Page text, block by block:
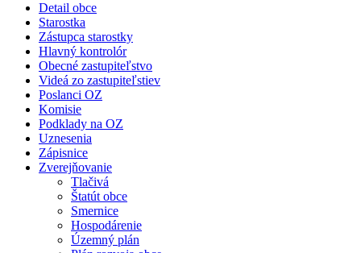
Detail obce
Starostka
Zástupca starostky
Hlavný kontrolór
Obecné zastupiteľstvo
Videá zo zastupiteľstiev
Poslanci OZ
Komisie
Podklady na OZ
Uznesenia
Zápisnice
Zverejňovanie
Tlačivá
Štatút obce
Smernice
Hospodárenie
Územný plán